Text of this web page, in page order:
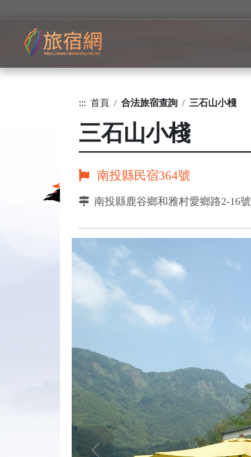
::: 首頁 合法旅宿查詢 三石山小棧
三石山小棧
南投縣民宿364號
南投縣鹿谷鄉和雅村愛鄉路2-16號